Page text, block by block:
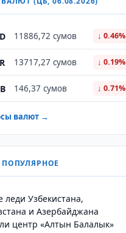
11886,72 сумов ↓ 0.46%
13717,27 сумов ↓ 0.19%
146,37 сумов ↓ 0.71%
валют →
леди Узбекистана,
и Азербайджана
центр «Алтын Балалык»